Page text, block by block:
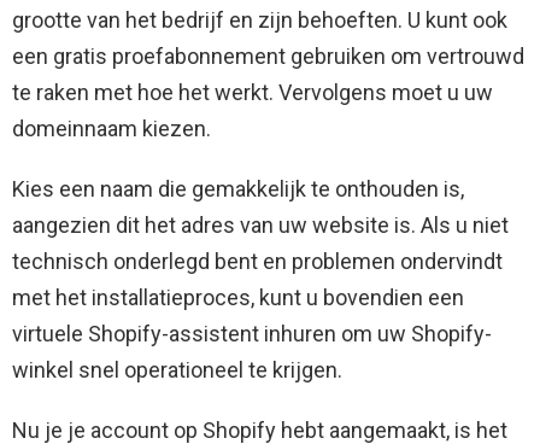
grootte van het bedrijf en zijn behoeften. U kunt ook
een gratis proefabonnement gebruiken om vertrouwd
te raken met hoe het werkt. Vervolgens moet u uw
domeinnaam kiezen.
Kies een naam die gemakkelijk te onthouden is,
aangezien dit het adres van uw website is. Als u niet
technisch onderlegd bent en problemen ondervindt
met het installatieproces, kunt u bovendien een
virtuele Shopify-assistent inhuren om uw Shopify-
winkel snel operationeel te krijgen.
Nu je je account op Shopify hebt aangemaakt, is het